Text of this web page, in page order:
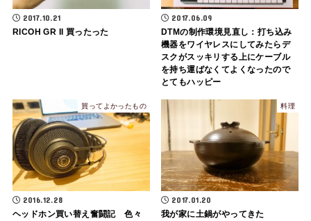
2017.10.21
RICOH GR II 買ったった
2017.06.09
DTMの制作環境見直し：打ち込み
機器をワイヤレスにしてみたらデ
スクがスッキリする上にケーブル
を持ち運ばなくてよくなったので
とてもハッピー
買ってよかったもの
2016.12.28
ヘッドホン買い替え奮闘記 色々
料理
2017.01.20
我が家に土鍋がやってきた